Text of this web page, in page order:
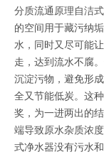
分质流通原理自洁
的空间用于藏污纳
水，同时又尽可能
走，达到流水不腐
沉淀污物，避免形
全又节能低炭。这
奖，为一进两出的
端导致原水杂质浓
式净水器没有污水